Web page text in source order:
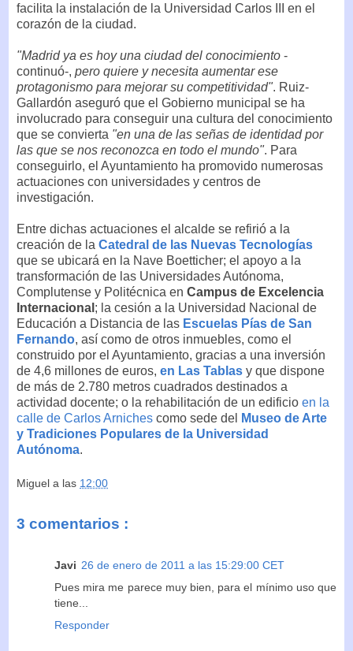
facilita la instalación de la Universidad Carlos III en el
corazón de la ciudad.
"Madrid ya es hoy una ciudad del conocimiento -
continuó-, pero quiere y necesita aumentar ese
protagonismo para mejorar su competitividad". Ruiz-
Gallardón aseguró que el Gobierno municipal se ha
involucrado para conseguir una cultura del conocimiento
que se convierta "en una de las señas de identidad por
las que se nos reconozca en todo el mundo". Para
conseguirlo, el Ayuntamiento ha promovido numerosas
actuaciones con universidades y centros de
investigación.
Entre dichas actuaciones el alcalde se refirió a la
creación de la Catedral de las Nuevas Tecnologías
que se ubicará en la Nave Boetticher; el apoyo a la
transformación de las Universidades Autónoma,
Complutense y Politécnica en Campus de Excelencia
Internacional ; la cesión a la Universidad Nacional de
Educación a Distancia de las Escuelas Pías de San
Fernando, así como de otros inmuebles, como el
construido por el Ayuntamiento, gracias a una inversión
de 4,6 millones de euros, en Las Tablas y que dispone
de más de 2.780 metros cuadrados destinados a
actividad docente; o la rehabilitación de un edificio en la
calle de Carlos Arniches como sede del
Museo de Arte
y Tradiciones Populares de la Universidad
Autónoma.
Miguel a las 12:00
3 comentarios :
Javi 26 de enero de 2011 a las 15:29:00 CET
Pues mira me parece muy bien, para el mínimo uso que
tiene...
Responder